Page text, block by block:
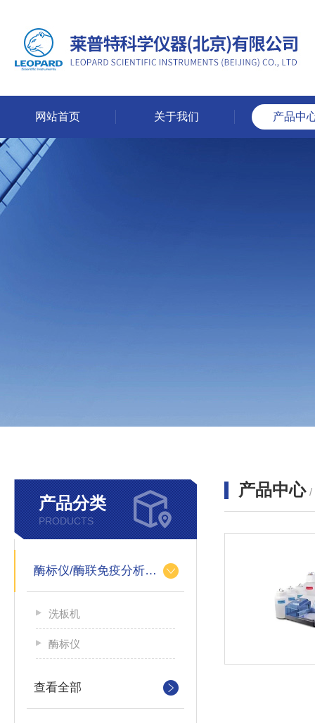
网站首页 关于我们 产品中
产品分类
PRODUCTS
酶标仪/酶联免疫分析仪及洗板机
洗板机
酶标仪
查看全部
产品中心 /